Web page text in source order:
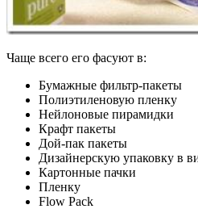
Чаще всего его фасуют в:
Бумажные фильтр-пакеты
Полиэтиленовую пленку
Нейлоновые пирамидки
Крафт пакеты
Дой-пак пакеты
Дизайнерскую упаковку в
Картонные пачки
Пленку
Flow Pack